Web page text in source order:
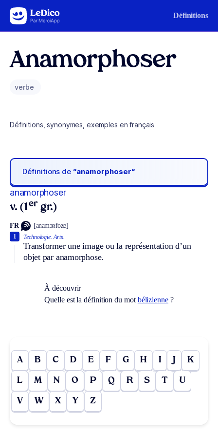
Aller au contenu Définitions
Anamorphoser
verbe
Définitions, synonymes, exemples en français
Définitions de “anamorphoser“
anamorphoser
v. (1er gr.)
FR [anamɔʀfoze]
Technologie. Arts.
Transformer une image ou la représentation d’un
objet par anamorphose.
1
À découvrir
Quelle est la définition du mot bélizienne?
A B C D E F G H I J K
L M N O P Q R S T U
V W X Y Z